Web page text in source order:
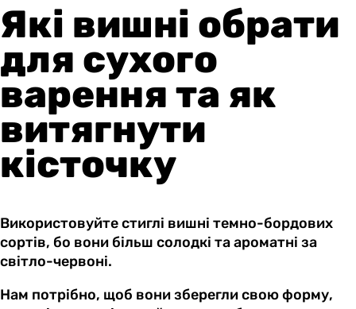
Які вишні обрати
для сухого
варення та як
витягнути
кісточку
Використовуйте стиглі вишні темно-бордових
сортів, бо вони більш солодкі та ароматні за
світло-червоні.
Нам потрібно, щоб вони зберегли свою форму,